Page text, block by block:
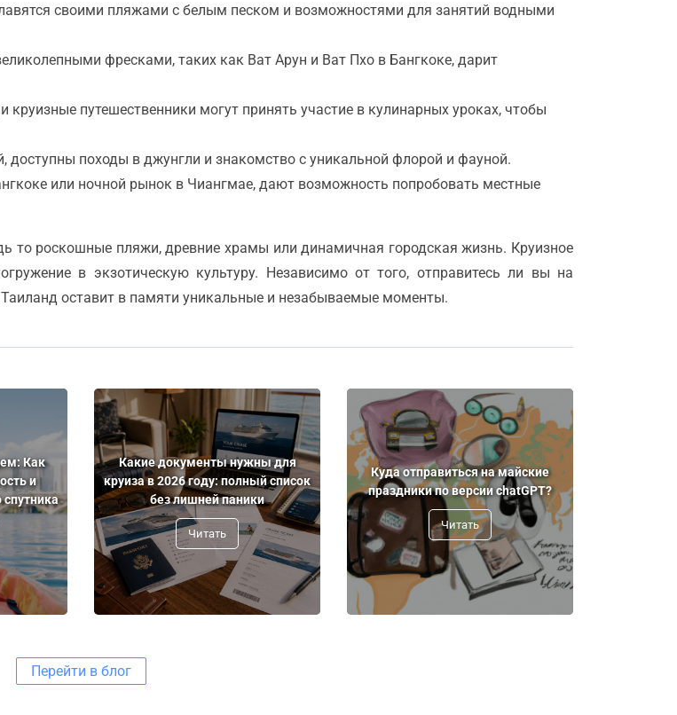
своими пляжами с белым песком и возможностями для занятий водными
фресками, таких как Ват Арун и Ват Пхо в Бангкоке, дарит
круизные путешественники могут принять участие в кулинарных уроках, чтобы
доступны походы в джунгли и знакомство с уникальной флорой и фауной.
или ночной рынок в Чиангмае, дают возможность попробовать местные
то роскошные пляжи, древние храмы или динамичная городская жизнь. Круизное
в экзотическую культуру. Независимо от того, отправитесь ли вы на
Таиланд оставит в памяти уникальные и незабываемые моменты.
Как
и
Какие документы нужны для
круиза в 2026 году: полный список
без лишней паники
Читать
Куда отправиться на майские
праздники по версии chatGPT?
Читать
Перейти в блог